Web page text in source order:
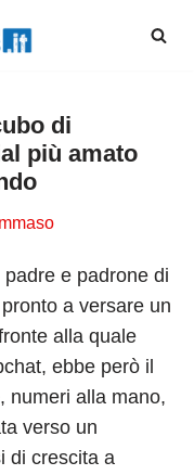
di
più amato
e padrone di
a versare un
alla quale
ebbe però il
numeri alla mano,
verso un
di crescita a